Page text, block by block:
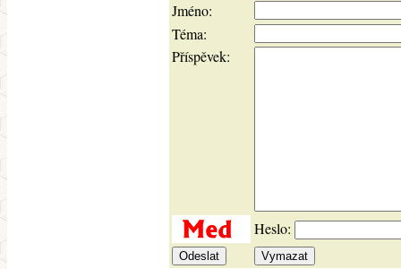
Jméno:
Téma:
Příspěvek:
Heslo: